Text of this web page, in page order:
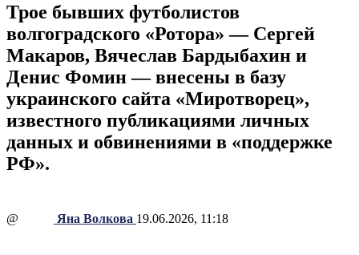
Трое бывших футболистов
волгоградского «Ротора» — Сергей
Макаров, Вячеслав Бардыбахин и
Денис Фомин — внесены в базу
украинского сайта «Миротворец»,
известного публикациями личных
данных и обвинениями в «поддержке
РФ».
@ Яна Волкова 19.06.2026, 11:18